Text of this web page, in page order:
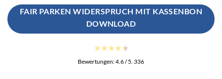
FAIR PARKEN WIDERSPRUCH MIT KASSENBON
DOWNLOAD
Bewertungen:4.6/ 5. 336